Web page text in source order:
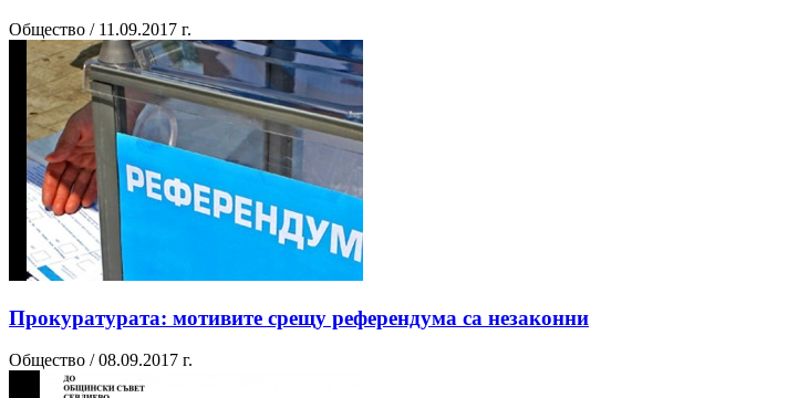
Общество / 11.09.2017 г.
Прокуратурата: мотивите срещу референдума са незаконни
Общество / 08.09.2017 г.